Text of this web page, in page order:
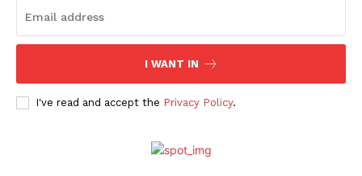
I WANT IN
I've read and accept the Privacy Policy.